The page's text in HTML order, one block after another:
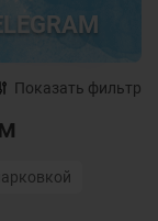
Показать фильтр